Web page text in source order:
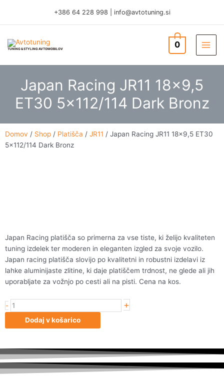
content
+386 64 228 998 info@avtotuning.si
TUNING & STYLING AVTOMOBILOV 0
Japan Racing JR11 18×9,5
ET30 5×112/114 Dark Bronz
Domov / Shop / Platišča / JR11 / Japan Racing JR11 18×9,5 ET30
5×112/114 Dark Bronz
Japan Racing platišča so primerna za vse tiste, ki želijo kvaliteten
tuning izdelek ter moderen in eleganten izgled za svoje vozilo.
Japan racing platišča slovijo po kvalitetni in robustni izdelavi iz
lahke aluminijaste zlitine, ki daje platiščem trdnost, ne glede ali jih
uporabljate za vožnjo po cesti ali na pisti. Cena na kos.
- Japan
ET30
5x112/114
Dark
+
Dodaj v košarico